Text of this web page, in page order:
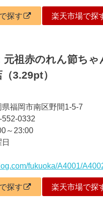
探す 楽天市場で探
元祖赤のれん節ちゃ
3.29pt）
福岡市南区野間1-5-7
552-0332
～23:00
fukuoka/A4001/
探す 楽天市場で探